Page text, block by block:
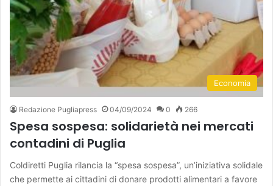
Economia
Redazione Pugliapress 04/09/2024 0 266
Spesa sospesa: solidarietà nei mercati
contadini di Puglia
Coldiretti Puglia rilancia la “spesa sospesa”, un’iniziativa solidale
che permette ai cittadini di donare prodotti alimentari a favore